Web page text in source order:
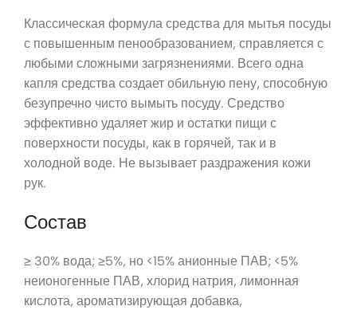
Классическая формула средства для мытья посуды
с повышенным пенообразованием, справляется с
любыми сложными загрязнениями. Всего одна
капля средства создает обильную пену, способную
безупречно чисто вымыть посуду. Средство
эффективно удаляет жир и остатки пищи с
поверхности посуды, как в горячей, так и в
холодной воде. Не вызывает раздражения кожи
рук.
Состав
≥ 30% вода; ≥5%, но <15% анионные ПАВ; <5%
неионогенные ПАВ, хлорид натрия, лимонная
кислота, ароматизирующая добавка,